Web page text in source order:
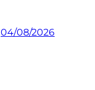
04/08/2026